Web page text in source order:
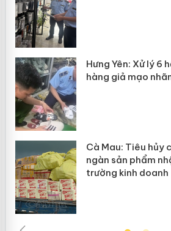
Hưng Yên: Xử lý 6
hàng giả mạo
Cà Mau: Tiêu hủy
ngàn sản phẩm
trường kinh doanh